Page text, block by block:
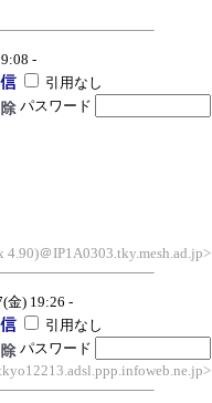
-
引用なし
パスワード
＠IP1A0303.tky.mesh.ad.jp>
金) 19:26 -
引用なし
パスワード